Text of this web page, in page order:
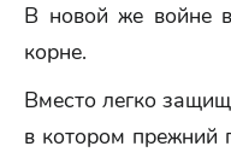
В новой же войне
корне.
Вместо легко
в котором прежний